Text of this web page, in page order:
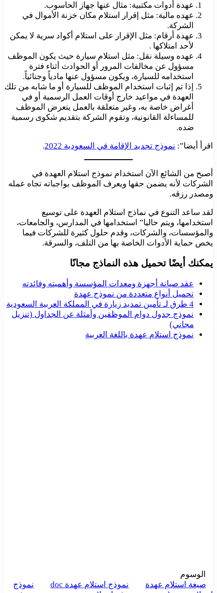
عهدة أدوات مكتبية: مثال عنها جهاز الحاسوب.
عهده مالية: مثل إقرار استلام مكان خزنة الأموال في
الشركة.
عهدة أرقام: مثل الإقرار على استلام أكواد سرية لا يمكن
لأحد امتلاكها .
عهده وسيلة نقل: مثل استلام سيارة حيث يكون الموظف
مسؤول عن مخالفات المرور أو الحوادث أثناء فترة
استخدامه للسيارة، ويكون مسؤول عنها مادياً وجنائياً.
إذا تم إثبات استخدام الموظف للسيارة أو ما شابه من تلك
العهدة في مواعيد خارج أوقات العمل الرسمية أو في
أغراض خاصة به، وغير متعلقة بالعمل يتعرض الموظف
للمساءلة القانونية، وتقوم الشركة بتقديم شكوى رسمية
ضده.
اقرأ أيضا”: نموذج تجديد الإقامة في السعودية 2022 .
أصبح من الشائع الآن استخدام نموذج استلام العهدة في
الشركات لأنه يضمن حقها ويعرف الموظف بواجباته تجاه عمله
ومصدر رزقه.
لقد ساعد التنوع في نماذج استلام العهدة على توسيع
استخدامها، ويتم حاليا” استخدامها في المدارس، والجامعات،
والمؤسسات، والشركات، وقدم حلول كثيرة للشركات فيما
يخص حماية الأدوات الخاصة بها من التلف، والسرقة.
يمكنك أيضًا تحميل هذه النماذج مجانًا
عقد صيانة أجهزة ومعدات المؤسسة وأهميته وفائدته
تحميل أنواع متعددة من نموذج عهدة
4 طرق لـ تأمين تمديد زيارة في المملكة العربية السعودية
نموذج جدول دوام الموظفين وأمثلة عن الجداول (تنزيل
مجاني)
نموذج استلام عهدة باللغة العربية
الوسوم
صيغة استلام عهدة
نموذج استلام عهدة doc
نموذج